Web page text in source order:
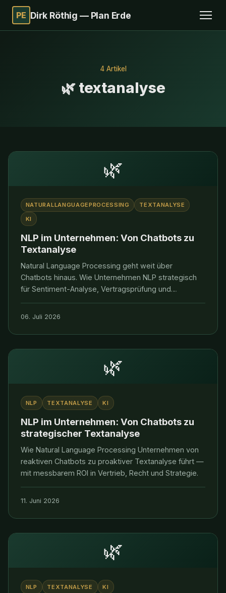
PE Dirk Röthig — Plan Erde
4 Artikel
🌿 textanalyse
🌿
NATURALLANGUAGEPROCESSING
TEXTANALYSE
KI
NLP im Unternehmen: Von Chatbots zu
Textanalyse
Natural Language Processing geht weit über
Chatbots hinaus. Wie Unternehmen NLP strategisch
für Sentiment-Analyse, Vertragsprüfung und
06. Juli 2026
🌿
NLP TEXTANALYSE KI
NLP im Unternehmen: Von Chatbots zu
strategischer Textanalyse
Wie Natural Language Processing Unternehmen von
reaktiven Chatbots zu proaktiver Textanalyse führt —
mit messbarem ROI in Vertrieb, Recht und Strategie.
11. Juni 2026
🌿
NLP TEXTANALYSE KI